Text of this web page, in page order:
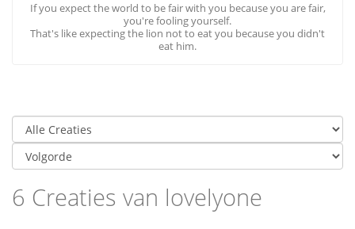
If you expect the world to be fair with you because you are fair,
you're fooling yourself.
That's like expecting the lion not to eat you because you didn't
eat him.
6 Creaties van lovelyone